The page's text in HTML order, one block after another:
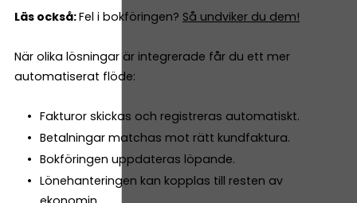
Läs också:Fel i bokföringen? Så undviker du dem!
När olika lösningar är integrerade får du ett mer
automatiserat flöde:
Fakturor skickas och registreras automatiskt.
Betalningar matchas mot rätt kundfaktura.
Bokföringen uppdateras löpande.
Lönehanteringen kan kopplas till resten av